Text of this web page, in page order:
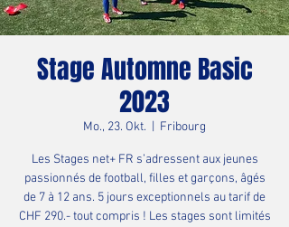
Stage Automne Basic
2023
Mo., 23. Okt. Fribourg
Les Stages net+ FR s’adressent aux jeunes
passionnés de football, filles et garçons, âgés
de 7 à 12 ans. 5 jours exceptionnels au tarif de
CHF 290.- tout compris ! Les stages sont limités